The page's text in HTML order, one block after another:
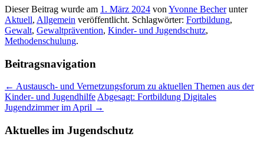
Dieser Beitrag wurde am 1. März 2024 von Yvonne Becherunter
Aktuell, Allgemein veröffentlicht. Schlagwörter: Fortbildung,
Gewalt, Gewaltprävention, Kinder- und Jugendschutz,
Methodenschulung.
Beitragsnavigation
← Austausch- und Vernetzungsforum zu aktuellen Themen aus der
Kinder- und Jugendhilfe Abgesagt: Fortbildung Digitales
Jugendzimmer im April →
Aktuelles im Jugendschutz